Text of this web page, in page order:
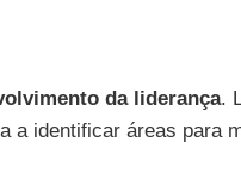
da liderança.
a identificar áreas para